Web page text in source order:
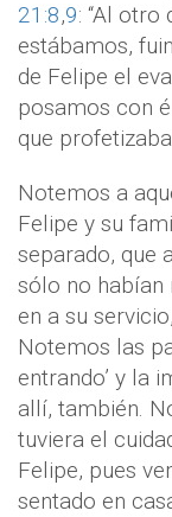
21:8,9: “Al
estábamos,
de Felipe el
posamos con
que
Notemos a
Felipe y su
separado, que
sólo no habían
en a su
Notemos las
entrando’ y la
allí, también.
tuviera el
Felipe, pues
sentado en